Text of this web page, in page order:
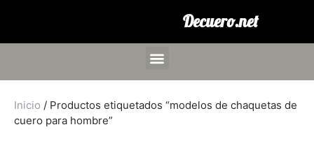
Decuero.net
Inicio / Productos etiquetados “modelos de chaquetas de
cuero para hombre”